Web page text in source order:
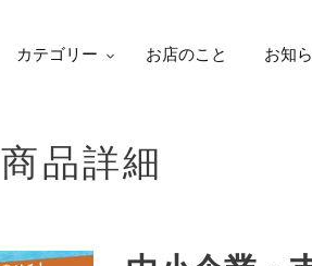
カテゴリー お店のこと お知
商品詳細